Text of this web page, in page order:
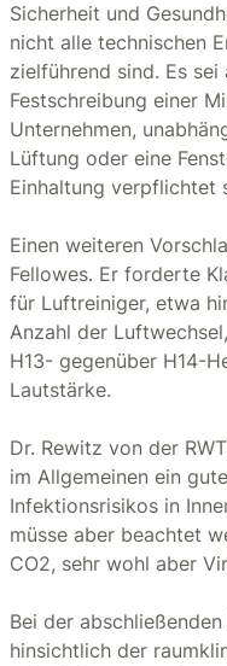
Sicherheit und
nicht alle technischen
zielführend sind. Es
Festschreibung einer
Unternehmen,
Lüftung oder eine
Einhaltung verpflichtet
Einen weiteren
Fellowes. Er forderte
für Luftreiniger, etwa
Anzahl der
H13- gegenüber H14-
Lautstärke.
Dr. Rewitz von der
im Allgemeinen ein
Infektionsrisikos in
müsse aber beachtet
CO2, sehr wohl aber
Bei der
hinsichtlich der